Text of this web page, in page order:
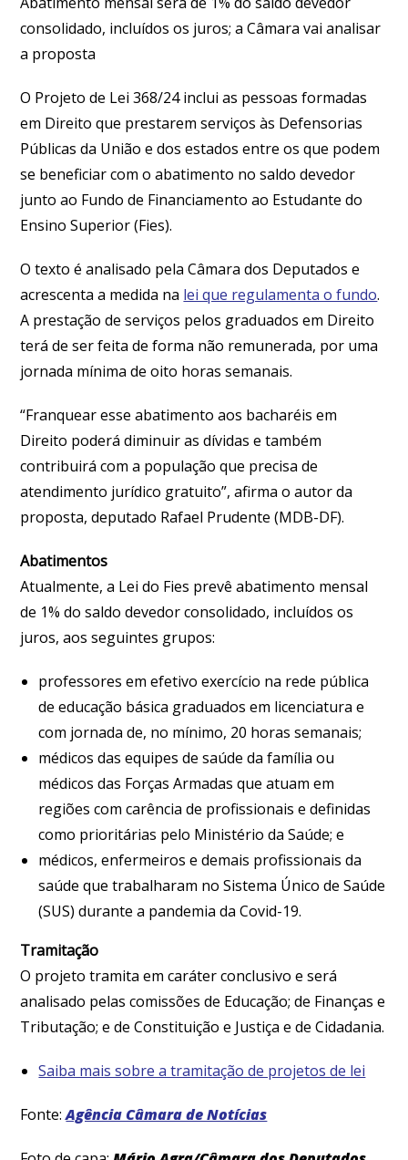
consolidado, incluídos os juros; a Câmara vai analisar
a proposta
O Projeto de Lei 368/24 inclui as pessoas formadas
em Direito que prestarem serviços às Defensorias
Públicas da União e dos estados entre os que podem
se beneficiar com o abatimento no saldo devedor
junto ao Fundo de Financiamento ao Estudante do
Ensino Superior (Fies).
O texto é analisado pela Câmara dos Deputados e
acrescenta a medida na lei que regulamenta o fundo.
A prestação de serviços pelos graduados em Direito
terá de ser feita de forma não remunerada, por uma
jornada mínima de oito horas semanais.
“Franquear esse abatimento aos bacharéis em
Direito poderá diminuir as dívidas e também
contribuirá com a população que precisa de
atendimento jurídico gratuito”, afirma o autor da
proposta, deputado Rafael Prudente (MDB-DF).
Abatimentos
Atualmente, a Lei do Fies prevê abatimento mensal
de 1% do saldo devedor consolidado, incluídos os
juros, aos seguintes grupos:
professores em efetivo exercício na rede pública
de educação básica graduados em licenciatura e
com jornada de, no mínimo, 20 horas semanais;
médicos das equipes de saúde da família ou
médicos das Forças Armadas que atuam em
regiões com carência de profissionais e definidas
como prioritárias pelo Ministério da Saúde; e
médicos, enfermeiros e demais profissionais da
saúde que trabalharam no Sistema Único de Saúde
(SUS) durante a pandemia da Covid-19.
Tramitação
O projeto tramita em caráter conclusivo e será
analisado pelas comissões de Educação; de Finanças e
Tributação; e de Constituição e Justiça e de Cidadania.
Saiba mais sobre a tramitação de projetos de lei
Fonte:Agência Câmara de Notícias